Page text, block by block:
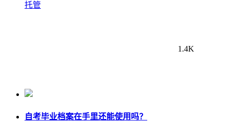
托管
1.4K
自考毕业档案在手里还能使用吗？